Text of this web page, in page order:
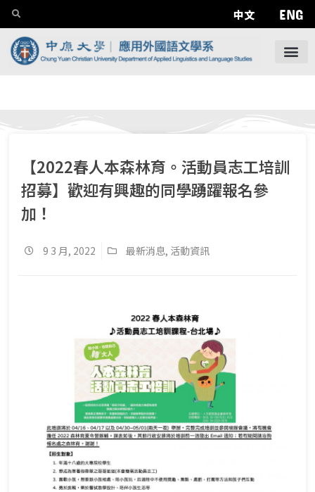
中文 ENG
【2022春人本森林育。活動員志工培訓
招募】歡迎有興趣的同學踴躍報名參
加！
9 3 月, 2022 最新消息, 活動資訊